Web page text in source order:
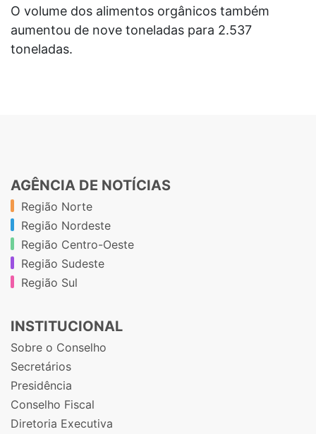
O volume dos alimentos orgânicos também
aumentou de nove toneladas para 2.537
toneladas.
AGÊNCIA DE NOTÍCIAS
Região Norte
Região Nordeste
Região Centro-Oeste
Região Sudeste
Região Sul
INSTITUCIONAL
Sobre o Conselho
Secretários
Presidência
Conselho Fiscal
Diretoria Executiva